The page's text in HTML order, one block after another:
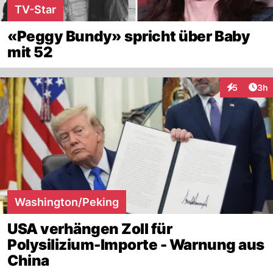
TV-Star
«Peggy Bundy» spricht über Baby
mit 52
5 3h
Washington/Peking
USA verhängen Zoll für
Polysilizium-Importe - Warnung aus
China